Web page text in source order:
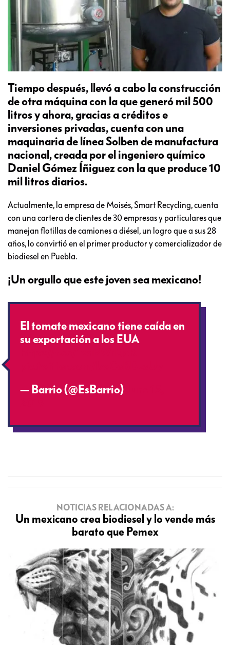
Tiempo después, llevó a cabo la construcción
de otra máquina con la que generó mil 500
litros y ahora, gracias a créditos e
inversiones privadas, cuenta con una
maquinaria de línea Solben de manufactura
nacional, creada por el ingeniero químico
Daniel Gómez Íñiguez con la que produce 10
mil litros diarios.
Actualmente, la empresa de Moisés, Smart Recycling, cuenta
con una cartera de clientes de 30 empresas y particulares que
manejan flotillas de camiones a diésel, un logro que a sus 28
años, lo convirtió en el primer productor y comercializador de
biodiesel en Puebla.
¡Un orgullo que este joven sea mexicano!
El tomate mexicano tiene caída en
su exportación a los EUA
— Barrio (@EsBarrio)
NOTICIAS RELACIONADAS A:
Un mexicano crea biodiesel y lo vende más
barato que Pemex